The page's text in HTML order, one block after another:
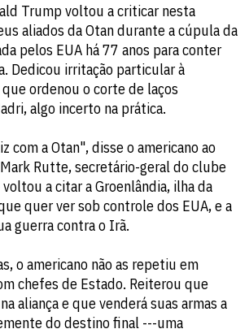
Trump voltou a criticar nesta
aliados da Otan durante a cúpula da
pelos EUA há 77 anos para conter
Dedicou irritação particular à
ordenou o corte de laços
algo incerto na prática.
com a Otan", disse o americano ao
Rutte, secretário-geral do clube
a citar a Groenlândia, ilha da
quer ver sob controle dos EUA, e a
guerra contra o Irã.
o americano não as repetiu em
chefes de Estado. Reiterou que
aliança e que venderá suas armas a
do destino final ---uma